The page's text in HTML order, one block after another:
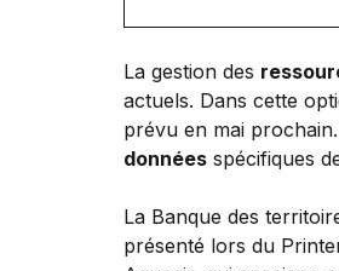
La gestion des
actuels. Dans cette
prévu en mai
données spécifiques
La Banque des
présenté lors du